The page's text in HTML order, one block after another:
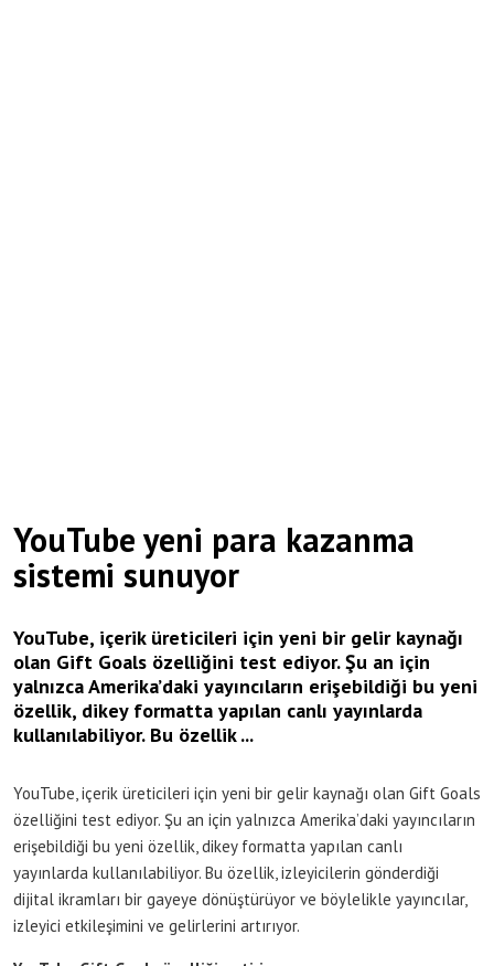
YouTube yeni para kazanma
sistemi sunuyor
YouTube, içerik üreticileri için yeni bir gelir kaynağı
olan Gift Goals özelliğini test ediyor. Şu an için
yalnızca Amerika’daki yayıncıların erişebildiği bu yeni
özellik, dikey formatta yapılan canlı yayınlarda
kullanılabiliyor. Bu özellik ...
YouTube, içerik üreticileri için yeni bir gelir kaynağı olan Gift Goals
özelliğini test ediyor. Şu an için yalnızca Amerika’daki yayıncıların
erişebildiği bu yeni özellik, dikey formatta yapılan canlı
yayınlarda kullanılabiliyor. Bu özellik, izleyicilerin gönderdiği
dijital ikramları bir gayeye dönüştürüyor ve böylelikle yayıncılar,
izleyici etkileşimini ve gelirlerini artırıyor.